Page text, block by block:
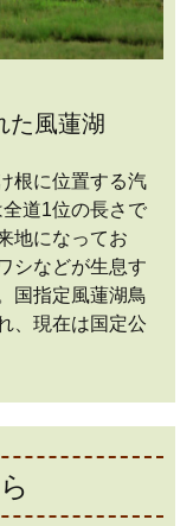
た風蓮湖
根に位置する汽
道1位の長さで
地になってお
シなどが生息す
国指定風蓮湖鳥
、現在は国定公